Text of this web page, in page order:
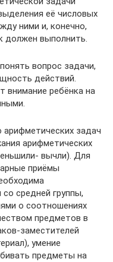
её числовых
ними и, конечно,
должен выполнить.
вопрос задачи,
действий.
внимание ребёнка на
задач
арифметических
вычли). Для
приёмы
средней группы,
о соотношениях
предметов в
заместителей
умение
предметы на